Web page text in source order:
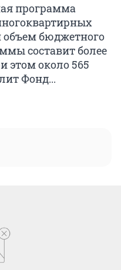
программа
объем бюджетного
составит более
этом около 565
Фонд...